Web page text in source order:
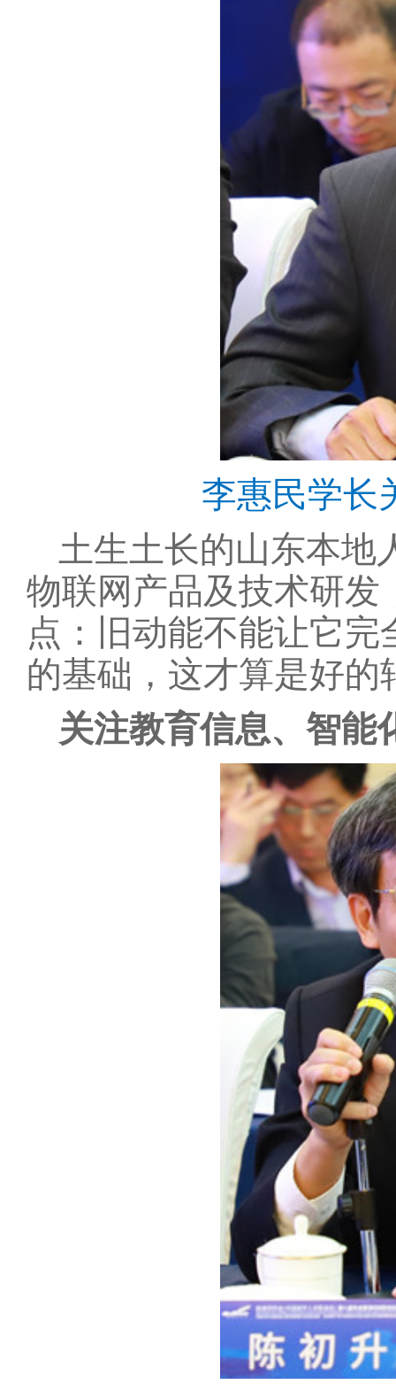
李惠民学长
土生土长的山东本地
物联网产品及技术研发
点：旧动能不能让它
的基础，这才算是好的
关注教育信息、智能